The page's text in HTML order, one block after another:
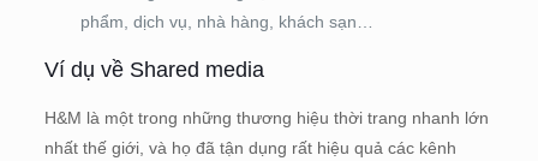
phẩm, dịch vụ, nhà hàng, khách sạn…
Ví dụ về Shared media
H&M là một trong những thương hiệu thời trang nhanh lớn
nhất thế giới, và họ đã tận dụng rất hiệu quả các kênh